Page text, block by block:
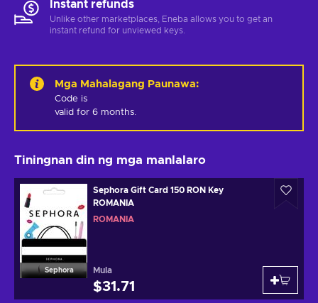
Instant refunds
Unlike other marketplaces, Eneba allows you to get an
instant refund for unviewed keys.
Mga Mahalagang Paunawa:
Code is
valid for 6 months.
Tiningnan din ng mga manlalaro
Sephora
Sephora Gift Card 150 RON Key
ROMANIA
ROMANIA
Mula
$31.71